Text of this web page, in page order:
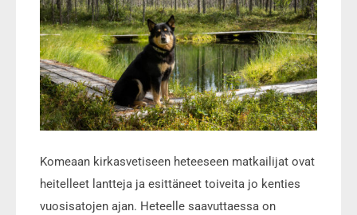
Komeaan kirkasvetiseen heteeseen matkailijat ovat
heitelleet lantteja ja esittäneet toiveita jo kenties
vuosisatojen ajan. Heteelle saavuttaessa on